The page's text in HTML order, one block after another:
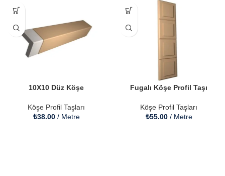
10X10 Düz Köşe
Köşe Profil Taşları
₺38.00/ Metre
Fugalı Köşe Profil Taşı
Köşe Profil Taşları
₺55.00/ Metre